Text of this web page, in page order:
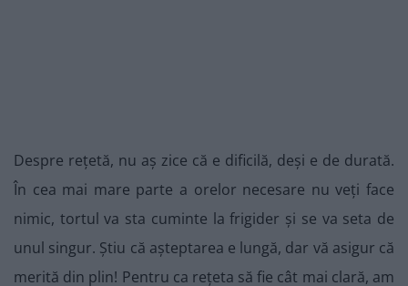
Despre rețetă, nu aș zice că e dificilă, deși e de durată.
În cea mai mare parte a orelor necesare nu veți face
nimic, tortul va sta cuminte la frigider și se va seta de
unul singur. Știu că așteptarea e lungă, dar vă asigur că
merită din plin! Pentru ca rețeta să fie cât mai clară, am